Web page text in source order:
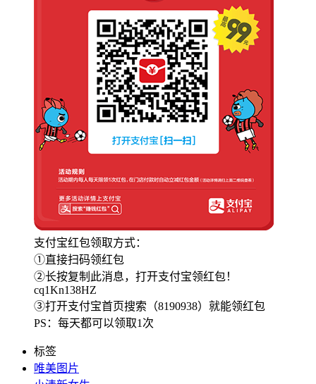
支付宝红包领取方式：
①直接扫码领红包
②长按复制此消息，打开支付宝领红包！
cq1Kn138HZ
③打开支付宝首页搜索（8190938）就能领红包
PS：每天都可以领取1次
标签
唯美图片